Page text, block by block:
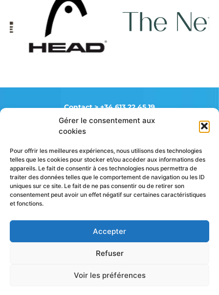
Gérer le consentement aux
cookies
Pour offrir les meilleures expériences, nous utilisons des technologies
telles que les cookies pour stocker et/ou accéder aux informations des
appareils. Le fait de consentir à ces technologies nous permettra de
traiter des données telles que le comportement de navigation ou les ID
uniques sur ce site. Le fait de ne pas consentir ou de retirer son
consentement peut avoir un effet négatif sur certaines caractéristiques
et fonctions.
Accepter
Refuser
Voir les préférences
Contact > +34 613 22 45 19
Politique de cookies (UE)
Suivez toute notre actu
de padel • Design & conception du site internet :